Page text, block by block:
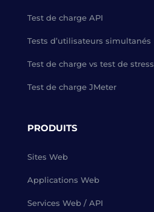
Test de charge API
Tests d’utilisateurs simultanés
Test de charge vs test de stress
Test de charge JMeter
PRODUITS
Sites Web
Applications Web
Services Web / API